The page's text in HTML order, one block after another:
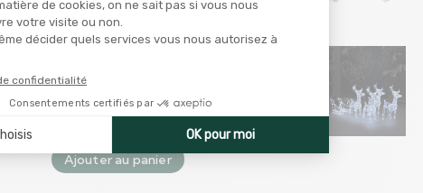
Ajouter au panier
m PVC
Ajouter au panier